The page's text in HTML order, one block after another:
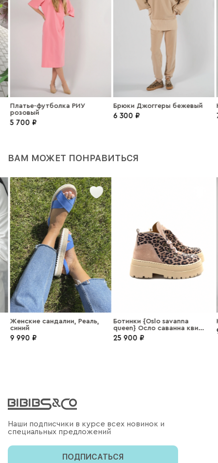
Платье-футболка РИУ
розовый
5 700 ₽
Брюки Джоггеры бежевый
6 300 ₽
ВАМ МОЖЕТ ПОНРАВИТЬСЯ
Женские сандалии, Реаль,
синий
9 990 ₽
Ботинки {Oslo savanna
queen} Осло саванна квин
замша пудра
25 900 ₽
Наши подписчики в курсе всех новинок и
специальных предложений
ПОДПИСАТЬСЯ